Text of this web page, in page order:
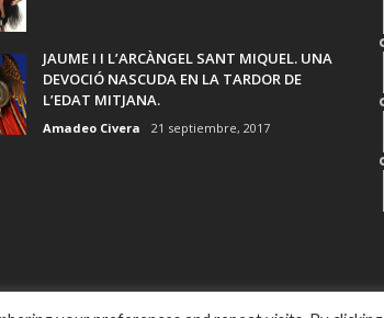
JAUME I I L’ARCÀNGEL SANT MIQUEL. UNA
DEVOCIÓ NASCUDA EN LA TARDOR DE
L’EDAT MITJANA.
Amadeo Civera 21 septiembre, 2017